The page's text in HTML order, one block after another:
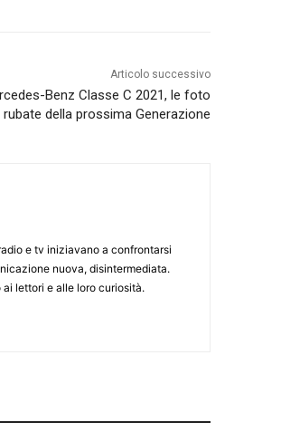
Articolo successivo
Benz Classe C 2021, le foto
rubate della prossima Generazione
e tv iniziavano a confrontarsi
nuova, disintermediata.
lettori e alle loro curiosità.